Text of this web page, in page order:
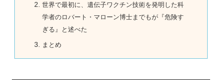
世界で最初に、遺伝子ワクチン技術を発明した科
学者のロバート・マローン博士までもが『危険す
ぎる』と述べた
まとめ